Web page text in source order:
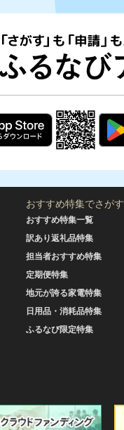
おすすめ特集でさがす
おすすめ特集一覧
訳あり返礼品特集
担当者おすすめ特集
定期便特集
地元が誇る家電特集
日用品・消耗品特集
ふるなび限定特集